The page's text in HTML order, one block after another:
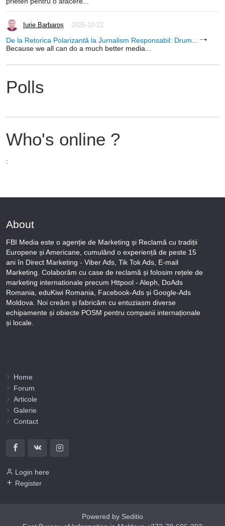
Iurie Barbaroș 2025-10-22
De la Retorica Polarizantă la Jurnalism Responsabil: Drum...
Because we all can do a much better media...
Polls
Who's online ?
:
About
FBI Media este o agenție de Marketing și Reclamă cu tradiții
Europene și Americane, cumulând o experiență de peste 15
ani în Direct Marketing - Viber Ads, Tik Tok Ads, E-mail
Marketing. Colaborăm cu case de reclamă și folosim rețele de
marketing internationale precum Httpool - Aleph, DoAds
Romania, eduKiwi Romania, Facebook-Ads și Google-Ads
Moldova. Noi creăm și fabricăm cu entuziasm diverse
echipamente și obiecte POSM pentru companii internaționale
și locale.
Home
Forum
Articole
Galerie
Contact
Login here
Register
Powered by Seditio